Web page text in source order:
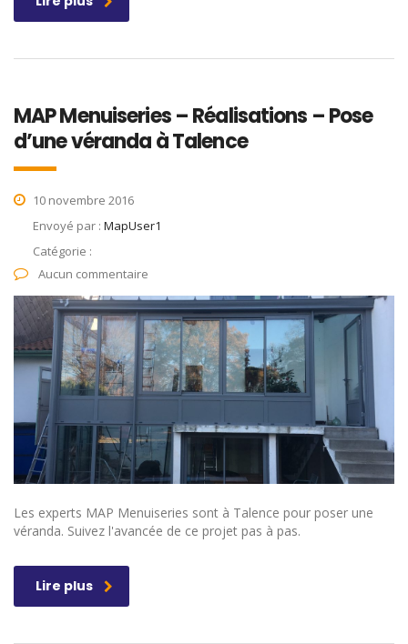
MAP Menuiseries – Réalisations – Pose
d’une véranda à Talence
10 novembre 2016
Envoyé par : MapUser1
Catégorie :
Aucun commentaire
Les experts MAP Menuiseries sont à Talence pour poser une
véranda. Suivez l'avancée de ce projet pas à pas.
Lire plus